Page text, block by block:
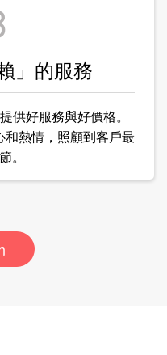
」的服務
供好服務與好價格。
熱情，照顧到客戶最
。